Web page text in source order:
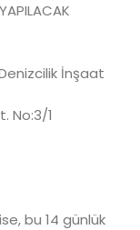
İnşaat
No:3/1
bu 14 günlük